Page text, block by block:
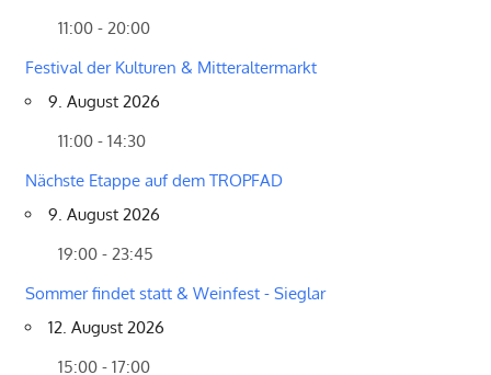
11:00 - 20:00
Festival der Kulturen & Mitteraltermarkt
9. August 2026
11:00 - 14:30
Nächste Etappe auf dem TROPFAD
9. August 2026
19:00 - 23:45
Sommer findet statt & Weinfest - Sieglar
12. August 2026
15:00 - 17:00